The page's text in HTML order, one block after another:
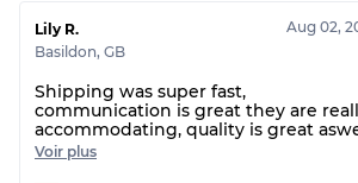
Qualité BC
Qualité ABC
30% A,
Lily R.
Basildon, GB
Aug 02,
Shipping was super fast,
communication is great they are
accommodating, quality is great
I bought AB graded and only one item
had a stain on out of 20
Voir plus